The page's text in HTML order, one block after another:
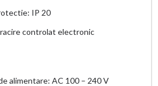
IP 20
controlat electronic
alimentare: AC 100 – 240 V